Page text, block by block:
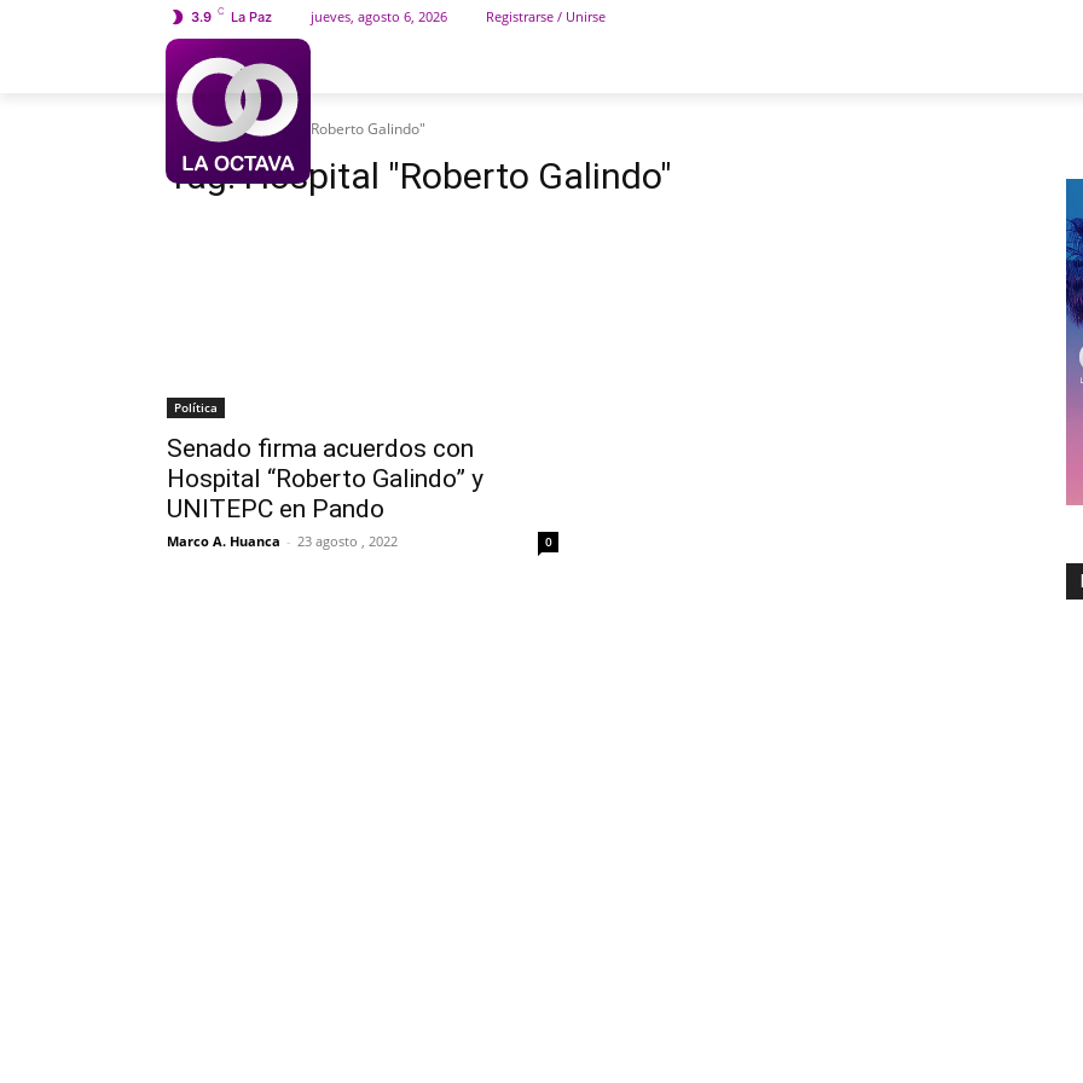
3.9 C La Paz jueves, agosto 6, 2026 Registrarse / Unirse
Etiquetas Hospital "Roberto Galindo"
Tag:Hospital "Roberto Galindo"
Política
Senado firma acuerdos con
Hospital “Roberto Galindo” y
UNITEPC en Pando
Marco A. Huanca - 23 agosto , 2022 0